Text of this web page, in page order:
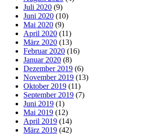
Juli 2020 (9)
Juni 2020 (10)
Mai 2020 (9)
April 2020 (11)
März 2020 (13)
Februar 2020 (16)
Januar 2020 (8)
Dezember 2019 (6)
November 2019 (13)
Oktober 2019 (11)
September 2019 (7)
Juni 2019 (1)
Mai 2019 (12)
April 2019 (14)
März 2019 (42)